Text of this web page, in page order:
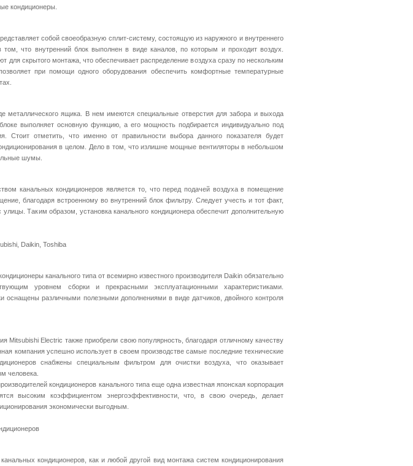
кондиционеры.
собой своеобразную сплит-систему, состоящую из наружного и внутреннего
что внутренний блок выполнен в виде каналов, по которым и проходит воздух.
для скрытого монтажа, что обеспечивает распределение воздуха сразу по нескольким
при помощи одного оборудования обеспечить комфортные температурные
металлического ящика. В нем имеются специальные отверстия для забора и выхода
выполняет основную функцию, а его мощность подбирается индивидуально под
Стоит отметить, что именно от правильности выбора данного показателя будет
в целом. Дело в том, что излишне мощные вентиляторы в небольшом
шумы.
канальных кондиционеров является то, что перед подачей воздуха в помещение
благодаря встроенному во внутренний блок фильтру. Следует учесть и тот факт,
Таким образом, установка канального кондиционера обеспечит дополнительную
Daikin, Toshiba
канального типа от всемирно известного производителя Daikin обязательно
уровнем сборки и прекрасными эксплуатационными характеристиками.
оснащены различными полезными дополнениями в виде датчиков, двойного контроля
Mitsubishi Electric также приобрели свою популярность, благодаря отличному качеству
компания успешно использует в своем производстве самые последние технические
снабжены специальным фильтром для очистки воздуха, что оказывает
человека.
кондиционеров канального типа еще одна известная японская корпорация
высоким коэффициентом энергоэффективности, что, в свою очередь, делает
экономически выгодным.
кондиционеров, как и любой другой вид монтажа систем кондиционирования